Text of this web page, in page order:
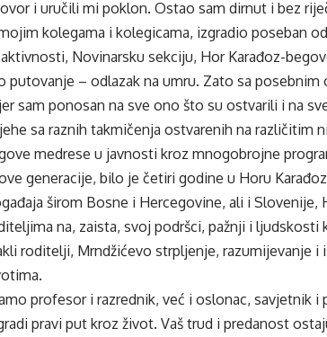
i uručili mi poklon. Ostao sam dirnut i bez
kolegama i kolegicama, izgradio poseban
Novinarsku sekciju, Hor Karađoz-
putovanje – odlazak na umru. Zato sa posebnim
sam ponosan na sve ono što su ostvarili i na
sa raznih takmičenja ostvarenih na različitim
medrese u javnosti kroz mnogobrojne
generacije, bilo je četiri godine u Horu
širom Bosne i Hercegovine, ali i
na, zaista, svoj podršci, pažnji i ljudskosti
roditelji, Mrndžićevo strpljenje, razumijevanje i
profesor i razrednik, već i oslonac, savjetnik i
pravi put kroz život. Vaš trud i predanost